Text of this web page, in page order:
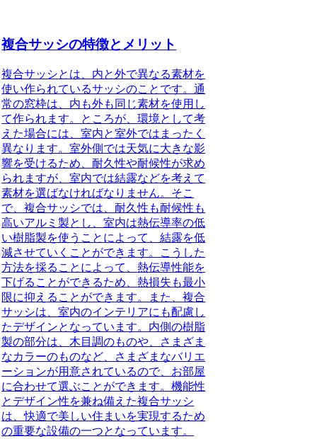
複合サッシの特徴とメリット
複合サッシとは、内と外で異なる素材を
使い作られているサッシのことです。通
常の窓枠は、内も外も同じ素材を使用し
て作られます。ところが、環境として考
えた場合には、室内と室外ではまったく
異なります。室外側では天気に大きな影
響を受けるため、耐久性や耐候性が求め
られますが、室内では結露などを考えて
素材を選ばなければなりません。そこ
で、複合サッシでは、耐久性も耐候性も
高いアルミ製とし、室内は熱伝導率の低
い樹脂製を使うことによって、結露を低
減させていく ことができます。こうした
方法を採ることによって、熱伝導性能を
下げることができるため、熱損失も最小
限に抑えることができます。
また、複合
サッシは、室内のインテリアにも配慮し
たデザインとなっています。内側の樹脂
製の部分は、 木目調のものや、さまざま
なカラーのものなど、さまざまなバリエ
ーションが用意されているので、お部屋
に合わせて選ぶことができます。機能性
とデザイン性を兼ね備えた複合サッシ
は、快適で美しい住まいを実現するため
の重要な設備の一つとなっています。